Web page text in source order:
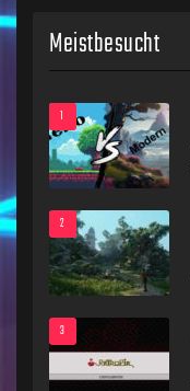
Meistbesucht